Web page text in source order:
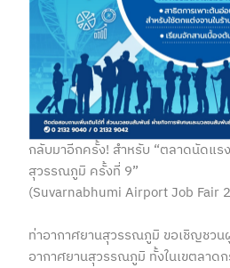
กลับมาอีกครั้ง! สำหรับ “ตลาดนัดแร
สุวรรณภูมิ ครั้งที่ 9”
(Suvarnabhumi Airport Job Fair
ท่าอากาศยานสุวรรณภูมิ ขอเชิญชวน
อากาศยานสุวรรณภูมิ ทั้งในเขตลาด